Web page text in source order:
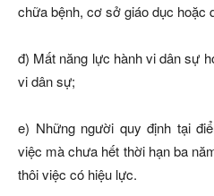
chữa bệnh, cơ sở giáo dục hoặc
đ) Mất năng lực hành vi dân sự
vi dân sự;
e) Những người quy định tại
việc mà chưa hết thời hạn ba
thôi việc có hiệu lực.